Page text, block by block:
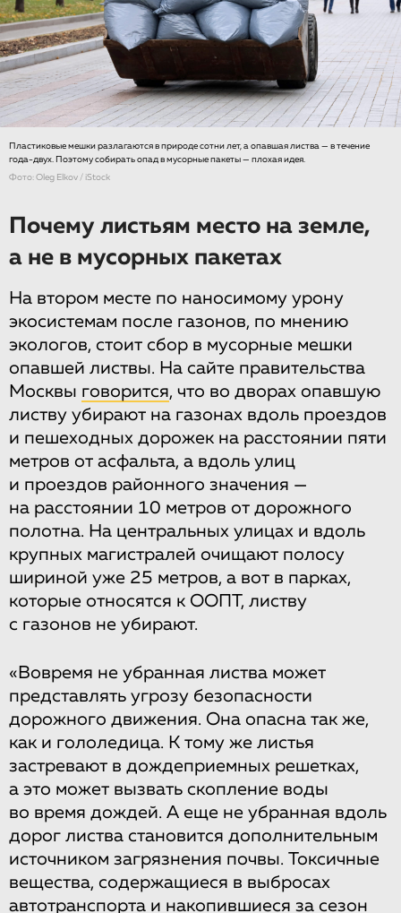
Пластиковые мешки разлагаются в природе сотни лет, а опавшая листва — в течение
года-двух. Поэтому собирать опад в мусорные пакеты — плохая идея.
Фото: Oleg Elkov / iStock
Почему листьям место на земле,
а не в мусорных пакетах
На втором месте по наносимому урону
экосистемам после газонов, по мнению
экологов, стоит сбор в мусорные мешки
опавшей листвы. На сайте правительства
Москвы говорится, что во дворах опавшую
листву убирают на газонах вдоль проездов
и пешеходных дорожек на расстоянии пяти
метров от асфальта, а вдоль улиц
и проездов районного значения —
на расстоянии 10 метров от дорожного
полотна. На центральных улицах и вдоль
крупных магистралей очищают полосу
шириной уже 25 метров, а вот в парках,
которые относятся к ООПТ, листву
с газонов не убирают.
«Вовремя не убранная листва может
представлять угрозу безопасности
дорожного движения. Она опасна так же,
как и гололедица. К тому же листья
застревают в дождеприемных решетках,
а это может вызвать скопление воды
во время дождей. А еще не убранная вдоль
дорог листва становится дополнительным
источником загрязнения почвы. Токсичные
вещества, содержащиеся в выбросах
автотранспорта и накопившиеся за сезон